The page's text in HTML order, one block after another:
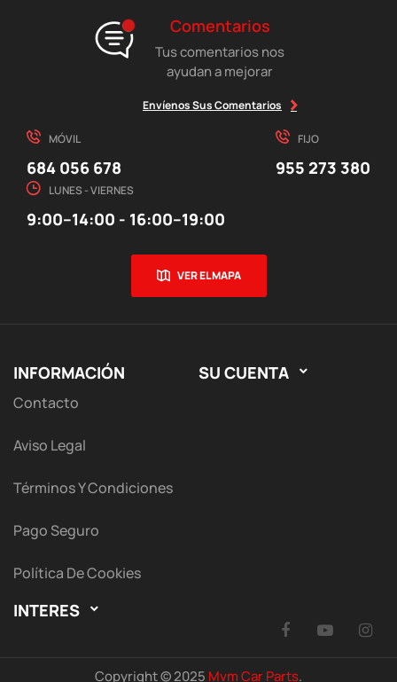
Comentarios
Tus comentarios nos
ayudan a mejorar
Envíenos Sus Comentarios
MÓVIL
684 056 678
FIJO
955 273 380
LUNES - VIERNES
9:00–14:00 - 16:00–19:00
VER EL MAPA
INFORMACIÓN
Contacto
Aviso Legal
Términos Y Condiciones
Pago Seguro
Política De Cookies
SU CUENTA 
INTERES 
Facebook
Copyright © 2025 Mvm Car Parts.